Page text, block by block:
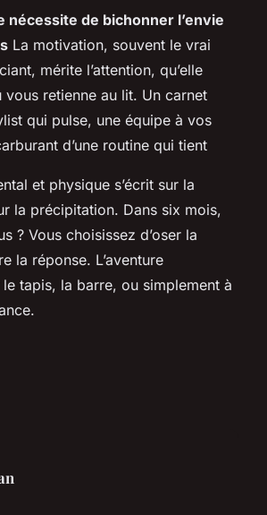
nécessite de bichonner l’envie
La motivation, souvent le vrai
mérite l’attention, qu’elle
retienne au lit. Un carnet
qui pulse, une équipe à vos
d’une routine qui tient
et physique s’écrit sur la
la précipitation. Dans six mois,
? Vous choisissez d’oser la
la réponse. L’aventure
tapis, la barre, ou simplement à